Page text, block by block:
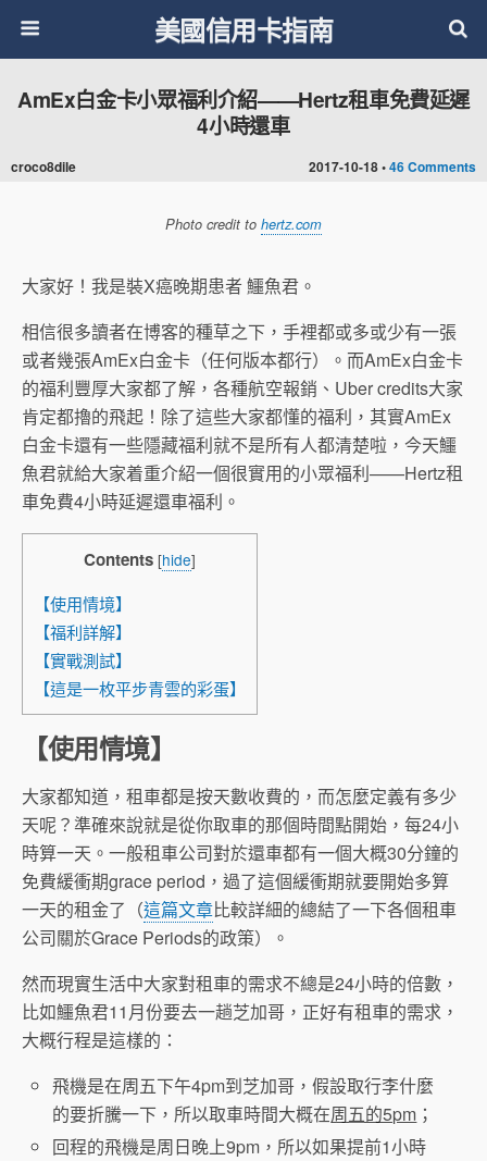
美國信用卡指南
2017-10-18 •46 Comments
AmEx白金卡小眾福利介紹——Hertz租車免費延遲
4小時還車
croco8dile
Photo credit to hertz.com
大家好！我是裝X癌晚期患者 鱷魚君。
相信很多讀者在博客的種草之下，手裡都或多或少有一張
或者幾張AmEx白金卡（任何版本都行）。而AmEx白金卡
的福利豐厚大家都了解，各種航空報銷、Uber credits大家
肯定都擼的飛起！除了這些大家都懂的福利，其實AmEx
白金卡還有一些隱藏福利就不是所有人都清楚啦，今天鱷
魚君就給大家着重介紹一個很實用的小眾福利——Hertz租
車免費4小時延遲還車福利。
Contents [hide]
【使用情境】
【福利詳解】
【實戰測試】
【這是一枚平步青雲的彩蛋】
【使用情境】
大家都知道，租車都是按天數收費的，而怎麼定義有多少
天呢？準確來說就是從你取車的那個時間點開始，每24小
時算一天。一般租車公司對於還車都有一個大概30分鐘的
免費緩衝期grace period，過了這個緩衝期就要開始多算
一天的租金了（這篇文章比較詳細的總結了一下各個租車
公司關於Grace Periods的政策）。
然而現實生活中大家對租車的需求不總是24小時的倍數，
比如鱷魚君11月份要去一趟芝加哥，正好有租車的需求，
大概行程是這樣的：
飛機是在周五下午4pm到芝加哥，假設取行李什麼
的要折騰一下，所以取車時間大概在周五的5pm ；
回程的飛機是周日晚上9pm，所以如果提前1小時